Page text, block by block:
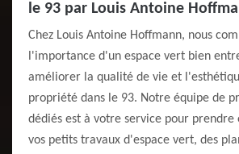
le 93 par Louis Antoine
Chez Louis Antoine Hoffmann, nous
l'importance d'un espace vert bien
améliorer la qualité de vie et
propriété dans le 93. Notre équipe de
dédiés est à votre service pour prendre
vos petits travaux d'espace vert, des